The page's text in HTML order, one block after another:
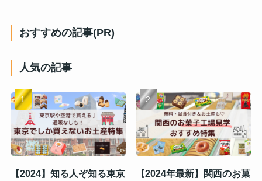
おすすめの記事(PR)
人気の記事
【2024】知る人ぞ知る東京
【2024年最新】関西のお菓